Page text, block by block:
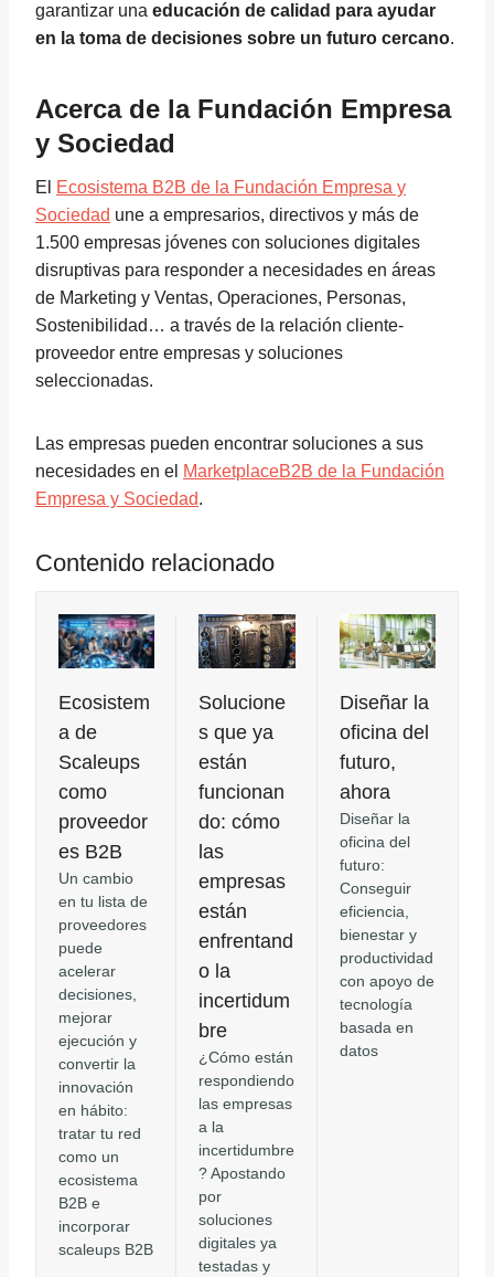
garantizar una educación de calidad para ayudar
en la toma de decisiones sobre un futuro cercano.
Acerca de la Fundación Empresa
y Sociedad
El
Ecosistema B2B de la Fundación Empresa y
Sociedad une a empresarios, directivos y más de
1.500 empresas jóvenes con soluciones digitales
disruptivas para responder a necesidades en áreas
de Marketing y Ventas, Operaciones, Personas,
Sostenibilidad… a través de la relación cliente-
proveedor entre empresas y soluciones
seleccionadas.
Las empresas pueden encontrar soluciones a sus
necesidades en el MarketplaceB2B de la Fundación
Empresa y Sociedad.
Contenido relacionado
Ecosistem
a de
Scaleups
como
proveedor
es B2B
Un cambio
en tu lista de
proveedores
puede
acelerar
decisiones,
mejorar
ejecución y
convertir la
innovación
en hábito:
tratar tu red
como un
ecosistema
B2B e
incorporar
scaleups B2B
Solucione
s que ya
están
funcionan
do: cómo
las
empresas
están
enfrentand
o la
incertidum
bre
¿Cómo están
respondiendo
las empresas
a la
incertidumbre
? Apostando
por
soluciones
digitales ya
testadas y
Diseñar la
oficina del
futuro,
ahora
Diseñar la
oficina del
futuro:
Conseguir
eficiencia,
bienestar y
productividad
con apoyo de
tecnología
basada en
datos